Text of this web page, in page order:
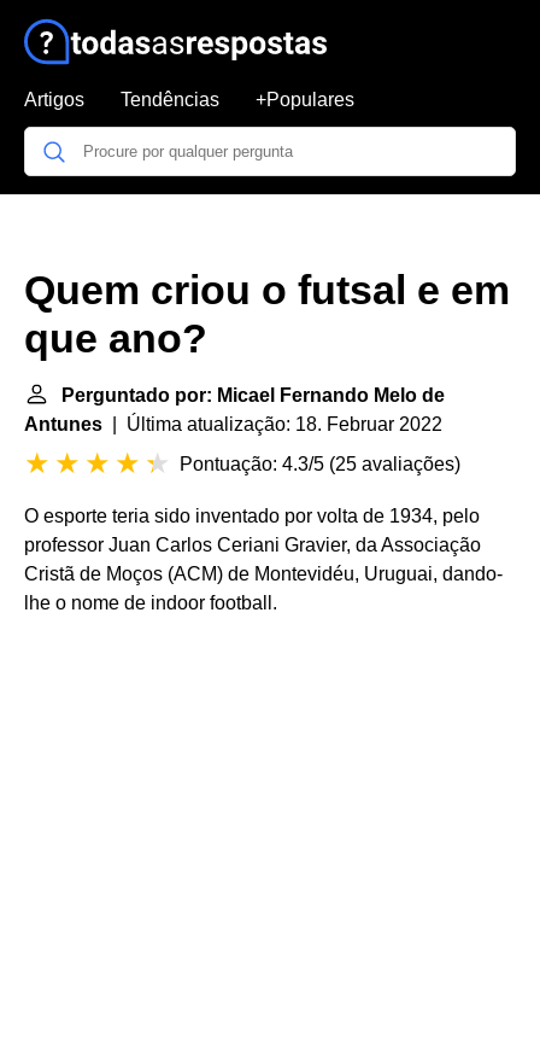
Artigos Tendências +Populares
Quem criou o futsal e em
que ano?
Perguntado por: Micael Fernando Melo de
Antunes | Última atualização: 18. Februar 2022
Pontuação: 4.3/5 (25 avaliações)
O esporte teria sido inventado por volta de 1934, pelo
professor Juan Carlos Ceriani Gravier, da Associação
Cristã de Moços (ACM) de Montevidéu, Uruguai, dando-
lhe o nome de indoor football.